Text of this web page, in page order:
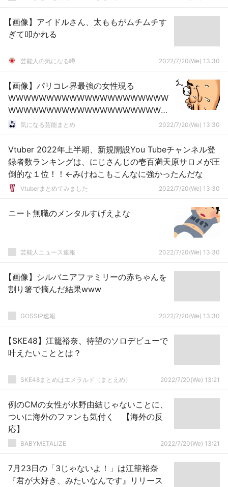
【画像】アイドルさん、太ももがムチムチす
ぎて叩かれる
芸能人の気になる噂 2022/7/20(We) 13:30
【画像】パリコレ界最強の女性現る
WWWWWWWWWWWWWWWWWWWWW
WWWWWWWWWWWWWWWWWWWWW
WWWWWWWWWWWWWWWWWWWWW
気になる芸能まとめ 2022/7/20(We) 13:30
Vtuber 2022年上半期、新規開設You Tubeチャンネル登
録者数ランキングは、にじさんじの壱百満天原サロメが圧
倒的な１位！！←みけねこもこんなに強かったんだな
Vtuberまとめてみました 2022/7/20(We) 13:30
ニート無職のメンタルすげえよな
芸能人ニュース速報 2022/7/20(We) 13:30
【画像】シルバニアファミリーの赤ちゃんを
割り箸で摘んだ結果www
GOSSIP速報 2022/7/20(We) 13:30
【SKE48】江籠裕奈、待望のソロデビューで
叶えたいこととは？
SKE48まとめはエメラルド（まとえめ） 2022/7/20(We) 13:21
例のCMの女性が水野由結じゃないことに、
ついに海外のファンも気付く 【海外の反
応】
BABYMETALIZE 2022/7/20(We) 13:21
7月23日の「3じゃないよ！」は江籠裕奈
『君が大好き、みたいなんです』リリース